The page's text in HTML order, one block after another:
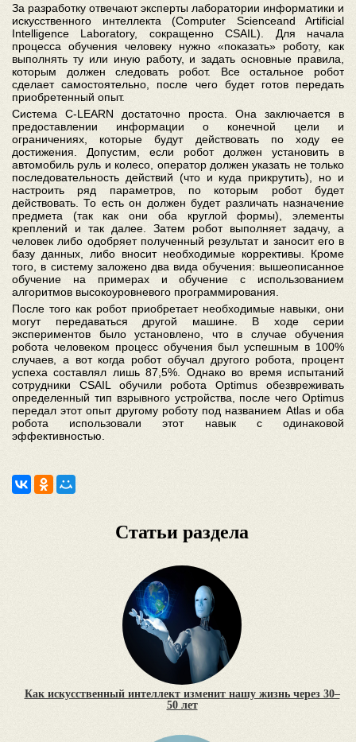
За разработку отвечают эксперты лаборатории информатики и
искусственного интеллекта (Computer Scienceand Artificial
Intelligence Laboratory, сокращенно CSAIL). Для начала
процесса обучения человеку нужно «показать» роботу, как
выполнять ту или иную работу, и задать основные правила,
которым должен следовать робот. Все остальное робот
сделает самостоятельно, после чего будет готов передать
приобретенный опыт.
Система C-LEARN достаточно проста. Она заключается в
предоставлении информации о конечной цели и
ограничениях, которые будут действовать по ходу ее
достижения. Допустим, если робот должен установить в
автомобиль руль и колесо, оператор должен указать не только
последовательность действий (что и куда прикрутить), но и
настроить ряд параметров, по которым робот будет
действовать. То есть он должен будет различать назначение
предмета (так как они оба круглой формы), элементы
креплений и так далее. Затем робот выполняет задачу, а
человек либо одобряет полученный результат и заносит его в
базу данных, либо вносит необходимые коррективы. Кроме
того, в систему заложено два вида обучения: вышеописанное
обучение на примерах и обучение с использованием
алгоритмов высокоуровневого программирования.
После того как робот приобретает необходимые навыки, они
могут передаваться другой машине. В ходе серии
экспериментов было установлено, что в случае обучения
робота человеком процесс обучения был успешным в 100%
случаев, а вот когда робот обучал другого робота, процент
успеха составлял лишь 87,5%. Однако во время испытаний
сотрудники CSAIL обучили робота Optimus обезвреживать
определенный тип взрывного устройства, после чего Optimus
передал этот опыт другому роботу под названием Atlas и оба
робота использовали этот навык с одинаковой
эффективностью.
Статьи раздела
Как искусственный интеллект изменит нашу жизнь через 30–
50 лет